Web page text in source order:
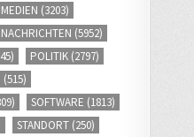
MEDIEN (3203)
NACHRICHTEN (5952)
POLITIK (2797)
(515)
SOFTWARE (1813)
STANDORT (250)